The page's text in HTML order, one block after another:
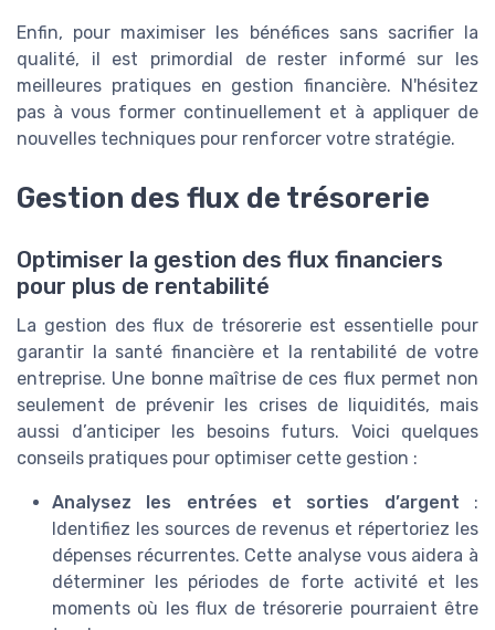
Enfin, pour maximiser les bénéfices sans sacrifier la
qualité, il est primordial de rester informé sur les
meilleures pratiques en gestion financière. N'hésitez
pas à vous former continuellement et à appliquer de
nouvelles techniques pour renforcer votre stratégie.
Gestion des flux de trésorerie
Optimiser la gestion des flux financiers
pour plus de rentabilité
La gestion des flux de trésorerie est essentielle pour
garantir la santé financière et la rentabilité de votre
entreprise. Une bonne maîtrise de ces flux permet non
seulement de prévenir les crises de liquidités, mais
aussi d’anticiper les besoins futurs. Voici quelques
conseils pratiques pour optimiser cette gestion :
Analysez les entrées et sorties d’argent :
Identifiez les sources de revenus et répertoriez les
dépenses récurrentes. Cette analyse vous aidera à
déterminer les périodes de forte activité et les
moments où les flux de trésorerie pourraient être